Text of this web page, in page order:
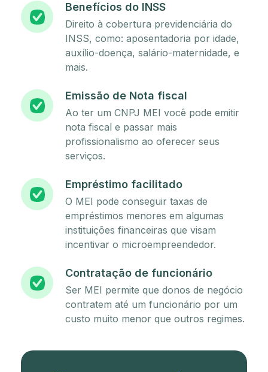
Benefícios do INSS
Direito à cobertura previdenciária do
INSS, como: aposentadoria por idade,
auxílio-doença, salário-maternidade, e
mais.
Emissão de Nota fiscal
Ao ter um CNPJ MEI você pode emitir
nota fiscal e passar mais
profissionalismo ao oferecer seus
serviços.
Empréstimo facilitado
O MEI pode conseguir taxas de
empréstimos menores em algumas
instituições financeiras que visam
incentivar o microempreendedor.
Contratação de funcionário
Ser MEI permite que donos de negócio
contratem até um funcionário por um
custo muito menor que outros regimes.